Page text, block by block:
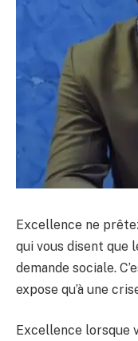
Excellence ne
qui vous disent que
demande sociale.
expose qu’à une
Excellence lorsque